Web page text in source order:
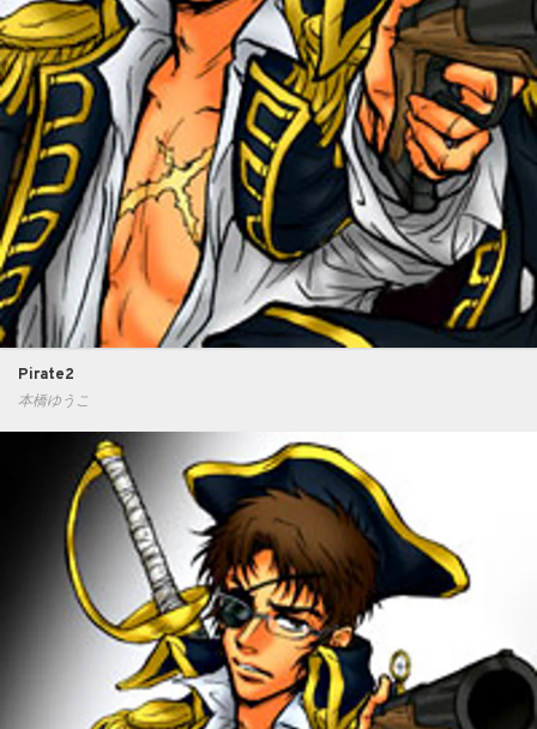
Pirate2
本橋ゆうこ